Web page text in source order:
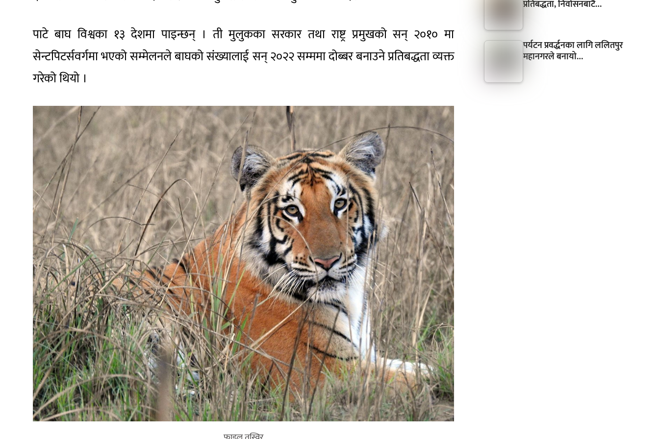
पाटे बाघ विश्वका १३ देशमा पाइन्छन् । ती मुलुकका सरकार तथा राष्ट्र प्रमुखको सन् २०१० मा
सेन्टपिटर्सवर्गमा भएको सम्मेलनले बाघको संंख्यालाई सन् २०२२ सम्ममा दोब्बर बनाउने प्रतिबद्धता व्यक्त
गरेको थियो ।
प्रतिबद्धता, निर्वासनबाटै…
पर्यटन प्रवर्द्धनका लागि ललितपुर
महानगरले बनायो…